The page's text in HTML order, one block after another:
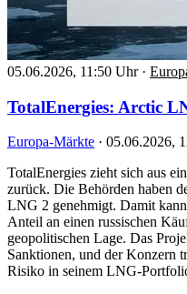
05.06.2026, 11:50 Uhr ·
TotalEnergies: Arctic
Europa-Märkte · 05.06.2026,
TotalEnergies zieht sich aus
zurück. Die Behörden haben
LNG 2 genehmigt. Damit
Anteil an einen russischen
geopolitischen Lage. Das
Sanktionen, und der Konzern
Risiko in seinem LNG-